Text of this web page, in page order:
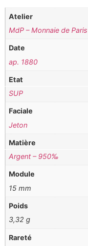
Atelier
MdP – Monnaie de Paris
Date
ap. 1880
Etat
SUP
Faciale
Jeton
Matière
Argent – 950‰
Module
15 mm
Poids
3,32 g
Rareté